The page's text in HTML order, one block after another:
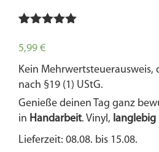
mit 5.00
von 5,
basierend
Kundenbewertung
5,99 €
Kein
nach §19 (1) UStG.
Genieße deinen Tag ganz
in Handarbeit. Vinyl, langlebig
Lieferzeit: 08.08. bis 15.08.